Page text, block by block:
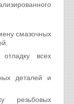
смазочных
всех
деталей и
резьбовых